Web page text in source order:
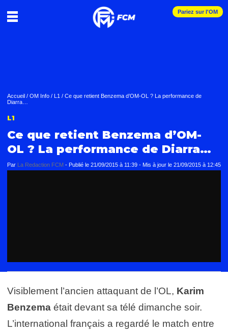
Pariez sur l'OM
Accueil / OM Info / L1 / Ce que retient Benzema d’OM-OL ? La performance de
Diarra…
L1
Ce que retient Benzema d’OM-
OL ? La performance de Diarra…
Par La Redaction FCM - Publié le 21/09/2015 à 11:39 - Mis à jour le 21/09/2015 à 12:45
Visiblement l’ancien attaquant de l’OL, Karim
Benzema était devant sa télé dimanche soir.
L’international français a regardé le match entre